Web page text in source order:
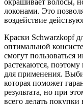
окрашивает волосы,
локонами. Это
воздействие
Краски Schwarzkopf
оптимальной
смогут
растекаются,
для применения.
которая поможет
результата, но при
всего делать